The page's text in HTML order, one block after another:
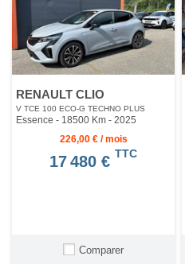
RENAULT CLIO
V TCE 100 ECO-G TECHNO PLUS
Essence - 18500 Km - 2025
226,00 € / mois
17 480 € TTC
Comparer